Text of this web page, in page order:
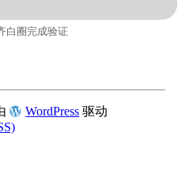
白圈完成验证
WordPress 驱动